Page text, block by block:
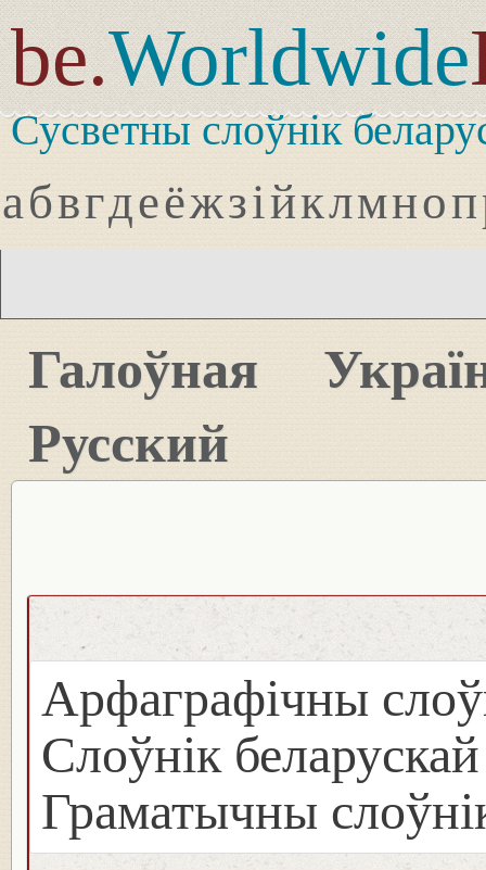
be.Worldwide
Сусветны слоўнік
абвгдеёжзійклмноп
Галоўная
Русский
Арфаграфічны
Слоўнік
Граматычны